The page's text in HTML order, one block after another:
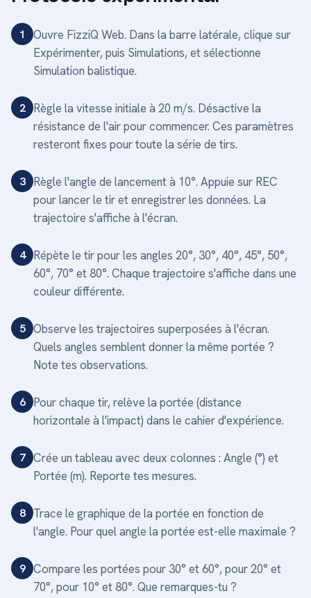
1
Ouvre FizziQ Web. Dans la barre latérale, clique sur
Expérimenter, puis Simulations, et sélectionne
Simulation balistique.
2 Règle la vitesse initiale à 20 m/s. Désactive la
résistance de l'air pour commencer. Ces paramètres
resteront fixes pour toute la série de tirs.
3 Règle l'angle de lancement à 10°. Appuie sur REC
pour lancer le tir et enregistrer les données. La
trajectoire s'affiche à l'écran.
4 Répète le tir pour les angles 20°, 30°, 40°, 45°, 50°,
60°, 70° et 80°. Chaque trajectoire s'affiche dans une
couleur différente.
5 Observe les trajectoires superposées à l'écran.
Quels angles semblent donner la même portée ?
Note tes observations.
6 Pour chaque tir, relève la portée (distance
horizontale à l'impact) dans le cahier d'expérience.
7 Crée un tableau avec deux colonnes : Angle (°) et
Portée (m). Reporte tes mesures.
8 Trace le graphique de la portée en fonction de
l'angle. Pour quel angle la portée est-elle maximale ?
9 Compare les portées pour 30° et 60°, pour 20° et
70°, pour 10° et 80°. Que remarques-tu ?